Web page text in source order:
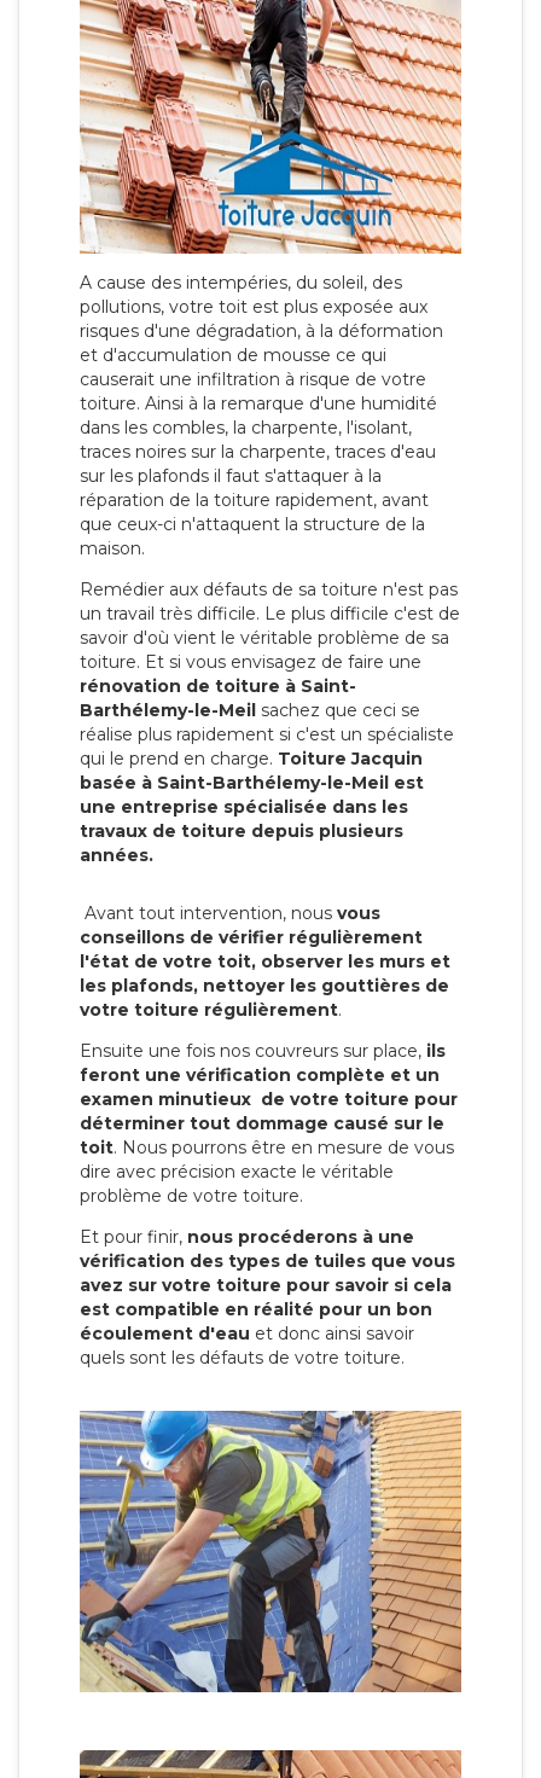
A cause des intempéries, du soleil, des
pollutions, votre toit est plus exposée aux
risques d'une dégradation, à la déformation
et d'accumulation de mousse ce qui
causerait une infiltration à risque de votre
toiture. Ainsi à la remarque d'une humidité
dans les combles, la charpente, l'isolant,
traces noires sur la charpente, traces d'eau
sur les plafonds il faut s'attaquer à la
réparation de la toiture rapidement, avant
que ceux-ci n'attaquent la structure de la
maison.
Remédier aux défauts de sa toiture n'est pas
un travail très difficile. Le plus difficile c'est de
savoir d'où vient le véritable problème de sa
toiture. Et si vous envisagez de faire une
rénovation de toiture à Saint-
Barthélemy-le-Meil sachez que ceci se
réalise plus rapidement si c'est un spécialiste
qui le prend en charge. Toiture Jacquin
basée à Saint-Barthélemy-le-Meil est
une entreprise spécialisée dans les
travaux de toiture depuis plusieurs
années.
Avant tout intervention, nous vous
conseillons de vérifier régulièrement
l'état de votre toit, observer les murs et
les plafonds, nettoyer les gouttières de
votre toiture régulièrement.
Ensuite une fois nos couvreurs sur place, ils
feront une vérification complète et un
examen minutieux de votre toiture pour
déterminer tout dommage causé sur le
toit. Nous pourrons être en mesure de vous
dire avec précision exacte le véritable
problème de votre toiture.
Et pour finir, nous procéderons à une
vérification des types de tuiles que vous
avez sur votre toiture pour savoir si cela
est compatible en réalité pour un bon
écoulement d'eau et donc ainsi savoir
quels sont les défauts de votre toiture.